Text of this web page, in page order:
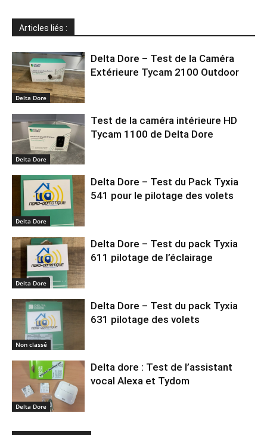
Articles liés :
Delta Dore
Delta Dore – Test de la Caméra
Extérieure Tycam 2100 Outdoor
Delta Dore
Test de la caméra intérieure HD
Tycam 1100 de Delta Dore
Delta Dore
Delta Dore – Test du Pack Tyxia
541 pour le pilotage des volets
Delta Dore
Delta Dore – Test du pack Tyxia
611 pilotage de l’éclairage
Non classé
Delta Dore – Test du pack Tyxia
631 pilotage des volets
Delta Dore
Delta dore : Test de l’assistant
vocal Alexa et Tydom